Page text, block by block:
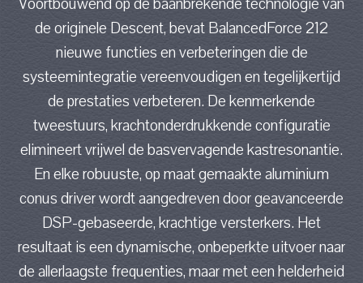
de originele Descent, bevat BalancedForce 212
nieuwe functies en verbeteringen die de
systeemintegratie vereenvoudigen en tegelijkertijd
de prestaties verbeteren. De kenmerkende
tweestuurs, krachtonderdrukkende configuratie
elimineert vrijwel de basvervagende kastresonantie.
En elke robuuste, op maat gemaakte aluminium
conus driver wordt aangedreven door geavanceerde
DSP-gebaseerde, krachtige versterkers. Het
resultaat is een dynamische, onbeperkte uitvoer naar
de allerlaagste frequenties, maar met een helderheid